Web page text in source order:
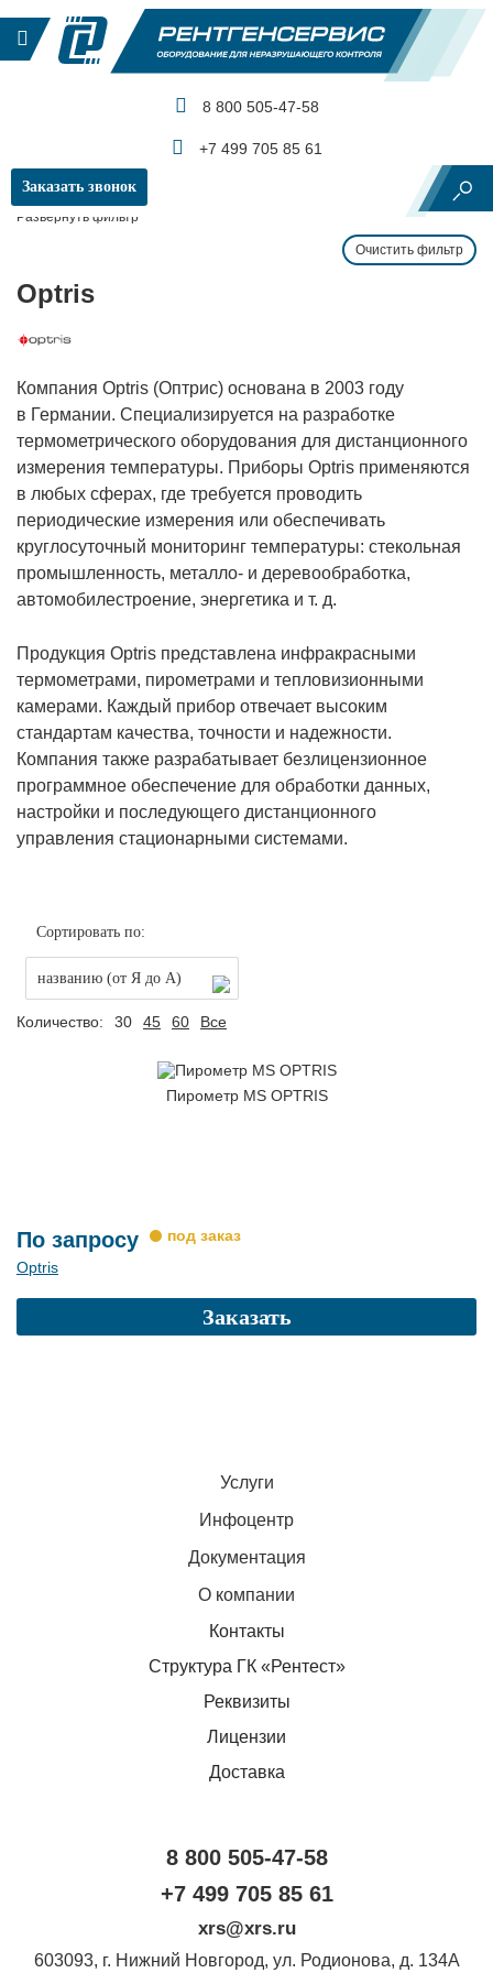
8 800 505-47-58
+7 499 705 85 61
Заказать звонок
Главная Производители и бренды Optris
Развернуть фильтр
Очистить фильтр
Optris
Компания Optris (Оптрис) основана в 2003 году
в Германии. Специализируется на разработке
термометрического оборудования для дистанционного
измерения температуры. Приборы Optris применяются
в любых сферах, где требуется проводить
периодические измерения или обеспечивать
круглосуточный мониторинг температуры: стекольная
промышленность, металло- и деревообработка,
автомобилестроение, энергетика и т. д.
Продукция Optris представлена инфракрасными
термометрами, пирометрами и тепловизионными
камерами. Каждый прибор отвечает высоким
стандартам качества, точности и надежности.
Компания также разрабатывает безлицензионное
программное обеспечение для обработки данных,
настройки и последующего дистанционного
управления стационарными системами.
Сортировать по:
названию (от Я до А)
Количество: 30 45 60 Все
Пирометр MS OPTRIS
По запросу
Optris
Заказать
Услуги
Инфоцентр
Документация
О компании
Контакты
Структура ГК «Рентест»
Реквизиты
Лицензии
Доставка
8 800 505-47-58
+7 499 705 85 61
xrs@xrs.ru
603093, г. Нижний Новгород, ул. Родионова, д. 134А